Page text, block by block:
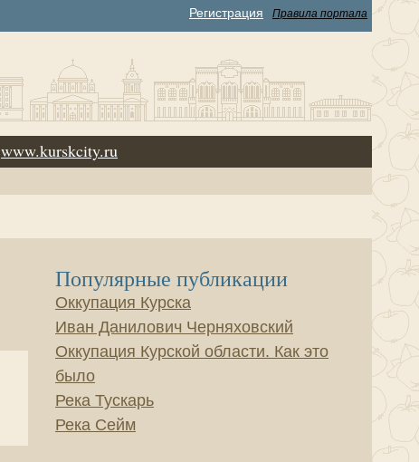
Регистрация Правила портала
www.kurskcity.ru
Популярные публикации
Оккупация Курска
Иван Данилович Черняховский
Оккупация Курской области. Как это
было
Река Тускарь
Река Сейм